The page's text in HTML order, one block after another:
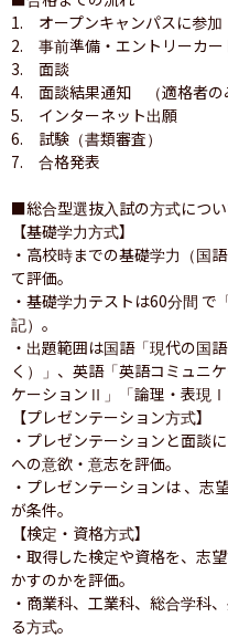
1.　オープンキャンパスに参
2.　事前準備・エントリーカー
3.　面談
4.　面談結果通知　（適格者の
5.　インターネット出願
6.　試験（書類審査）
7.　合格発表
■総合型選抜入試の方式につ
【基礎学力方式】
・高校時までの基礎学力（国
て評価。
・基礎学力テストは60分間 で
記）。
・出題範囲は国語「現代の国
く）」、英語「英語コミュニ
ケーションⅡ」「論理・表現Ⅰ
【プレゼンテーション方式】
・プレゼンテーションと面談
への意欲・意志を評価。
・プレゼンテーションは 、志
が条件。
【検定・資格方式】
・取得した検定や資格を、志
かすのかを評価。
・商業科、工業科、総合学科
る方式。